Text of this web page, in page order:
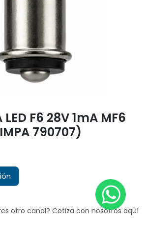
LED F6 28V 1mA MF6
790707)
otro canal? Cotiza con nosotros aquí